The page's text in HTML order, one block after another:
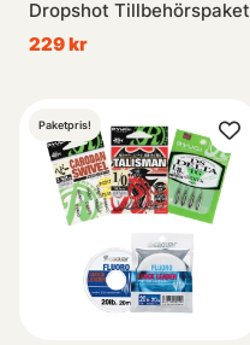
Dropshot Tillbehörspaket
229 kr
Paketpris!